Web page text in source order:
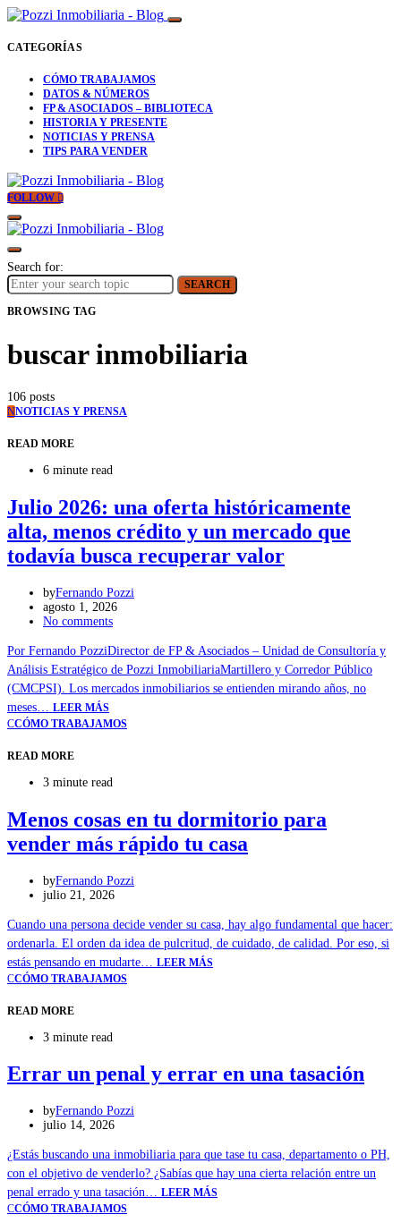
CATEGORÍAS
CÓMO TRABAJAMOS
DATOS & NÚMEROS
FP & ASOCIADOS – BIBLIOTECA
HISTORIA Y PRESENTE
NOTICIAS Y PRENSA
TIPS PARA VENDER
FOLLOW
Search for:
SEARCH
BROWSING TAG
buscar inmobiliaria
106 posts
NNOTICIAS Y PRENSA
READ MORE
6 minute read
Julio 2026: una oferta históricamente
alta, menos crédito y un mercado que
todavía busca recuperar valor
byFernando Pozzi
agosto 1, 2026
No comments
Por Fernando PozziDirector de FP & Asociados – Unidad de Consultoría y
Análisis Estratégico de Pozzi InmobiliariaMartillero y Corredor Público
(CMCPSI). Los mercados inmobiliarios se entienden mirando años, no
meses… LEER MÁS
CCÓMO TRABAJAMOS
READ MORE
3 minute read
Menos cosas en tu dormitorio para
vender más rápido tu casa
byFernando Pozzi
julio 21, 2026
Cuando una persona decide vender su casa, hay algo fundamental que hacer:
ordenarla. El orden da idea de pulcritud, de cuidado, de calidad. Por eso, si
estás pensando en mudarte… LEER MÁS
CCÓMO TRABAJAMOS
READ MORE
3 minute read
Errar un penal y errar en una tasación
byFernando Pozzi
julio 14, 2026
¿Estás buscando una inmobiliaria para que tase tu casa, departamento o PH,
con el objetivo de venderlo? ¿Sabías que hay una cierta relación entre un
penal errado y una tasación… LEER MÁS
CCÓMO TRABAJAMOS